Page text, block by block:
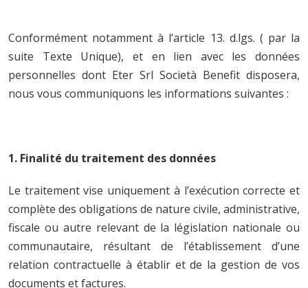
Conformément notamment à l’article 13. d.lgs. ( par la
suite Texte Unique), et en lien avec les données
personnelles dont Eter Srl Società Benefit disposera,
nous vous communiquons les informations suivantes :
1. Finalité du traitement des données
Le traitement vise uniquement à l’exécution correcte et
complète des obligations de nature civile, administrative,
fiscale ou autre relevant de la législation nationale ou
communautaire, résultant de l’établissement d’une
relation contractuelle à établir et de la gestion de vos
documents et factures.